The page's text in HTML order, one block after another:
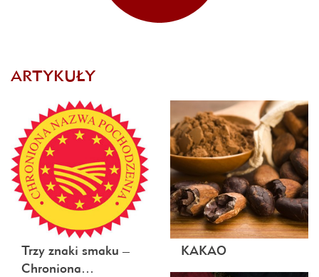
ARTYKUŁY
Trzy znaki smaku –
Chroniona…
KAKAO